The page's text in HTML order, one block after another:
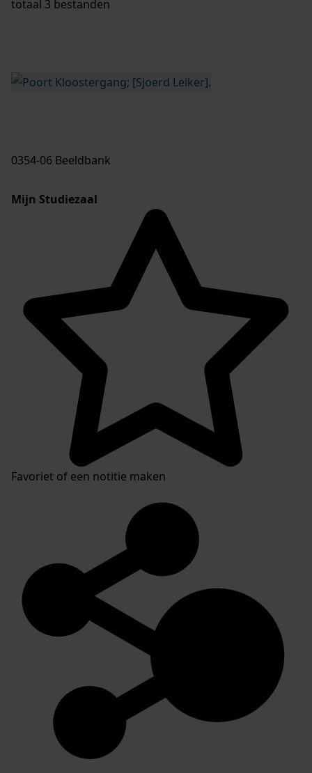
totaal 3 bestanden
0354-06 Beeldbank
Mijn Studiezaal
Favoriet of een notitie maken